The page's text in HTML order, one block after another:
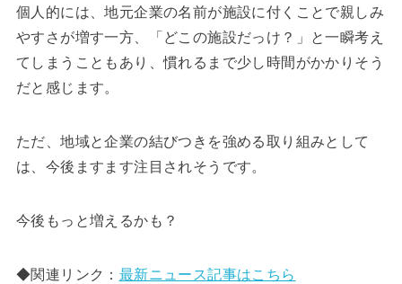
個人的には、地元企業の名前が施設に付くことで親しみ
やすさが増す一方、「どこの施設だっけ？」と一瞬考え
てしまうこともあり、慣れるまで少し時間がかかりそう
だと感じます。
ただ、地域と企業の結びつきを強める取り組みとして
は、今後ますます注目されそうです。
今後もっと増えるかも？
◆関連リンク： 最新ニュース記事はこちら